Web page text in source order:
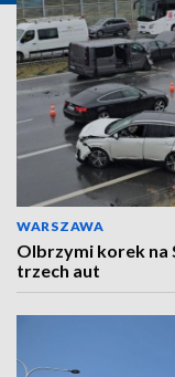
WARSZAWA
Olbrzymi korek na
trzech aut